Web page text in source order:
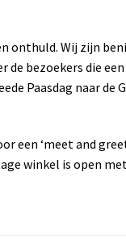
onthuld. Wij zijn
de bezoekers die
Paasdag naar de
een ‘meet and
winkel is open